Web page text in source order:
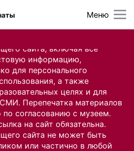
сайта, включая все
информацию,
для персонального
а также
целях и для
Перепечатка материалов
по согласованию с музеем.
на сайт обязательна.
сайта не может быть
или частично в любой
Меню